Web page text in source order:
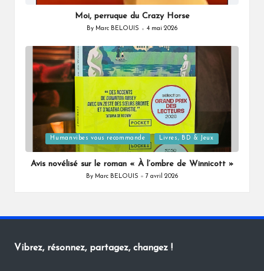
in
Moi, perruque du Crazy Horse
Posted
By Marc BELOUIS 4 mai 2026
Posted
in
Humanvibes vous recommande Livres, BD & Jeux
Avis novélisé sur le roman « À l’ombre de Winnicott »
Posted
By Marc BELOUIS 7 avril 2026
Vibrez, résonnez, partagez, changez !